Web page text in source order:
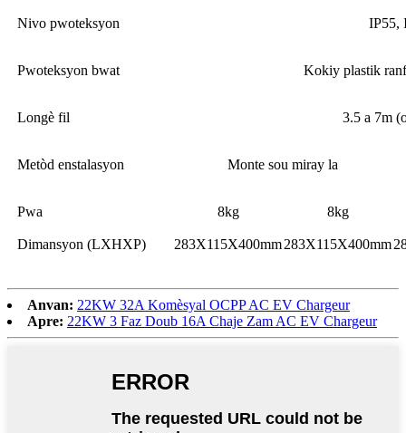
Nivo pwoteksyon IP55,
Pwoteksyon bwat Kokiy plastik
Longè fil 3.5 a 7m
Metòd enstalasyon Monte sou miray la
Pwa 8kg 8kg
Dimansyon (LXHXP) 283X115X400mm283X115X400mm
Anvan: 22KW 32A Komèsyal OCPP AC EV Chargeur
Apre: 22KW 3 Faz Doub 16A Chaje Zam AC EV Chargeur